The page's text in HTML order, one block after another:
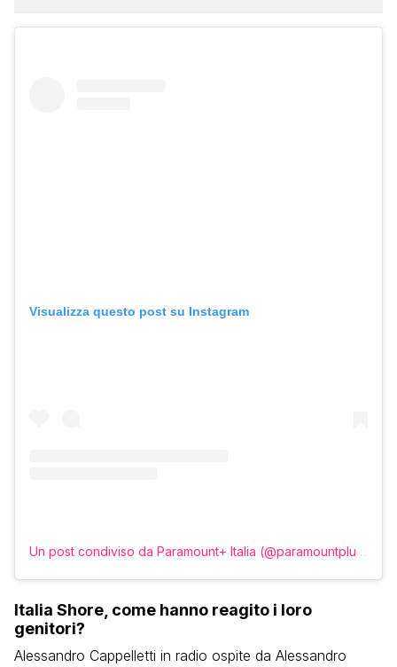
Visualizza questo post su Instagram
Un post condiviso da Paramount+ Italia (@paramountplusit)
Italia Shore, come hanno reagito i loro
genitori?
Alessandro Cappelletti in radio ospite da Alessandro